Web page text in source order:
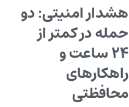
هشدار امنیتی: دو
حمله در کمتر از
۲۴ ساعت و
راهکارهای
محافظتی